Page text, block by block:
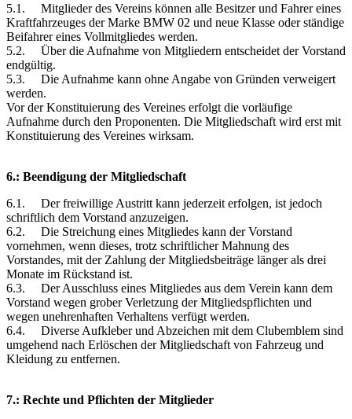
5.1. Mitglieder des Vereins können alle Besitzer und Fahrer eines
Kraftfahrzeuges der Marke BMW 02 und neue Klasse oder ständige
Beifahrer eines Vollmitgliedes werden.
5.2. Über die Aufnahme von Mitgliedern entscheidet der Vorstand
endgültig.
5.3. Die Aufnahme kann ohne Angabe von Gründen verweigert
werden.
Vor der Konstituierung des Vereines erfolgt die vorläufige
Aufnahme durch den Proponenten. Die Mitgliedschaft wird erst mit
Konstituierung des Vereines wirksam.
6.: Beendigung der Mitgliedschaft
6.1. Der freiwillige Austritt kann jederzeit erfolgen, ist jedoch
schriftlich dem Vorstand anzuzeigen.
6.2. Die Streichung eines Mitgliedes kann der Vorstand
vornehmen, wenn dieses, trotz schriftlicher Mahnung des
Vorstandes, mit der Zahlung der Mitgliedsbeiträge länger als drei
Monate im Rückstand ist.
6.3. Der Ausschluss eines Mitgliedes aus dem Verein kann dem
Vorstand wegen grober Verletzung der Mitgliedspflichten und
wegen unehrenhaften Verhaltens verfügt werden.
6.4. Diverse Aufkleber und Abzeichen mit dem Clubemblem sind
umgehend nach Erlöschen der Mitgliedschaft von Fahrzeug und
Kleidung zu entfernen.
7.: Rechte und Pflichten der Mitglieder